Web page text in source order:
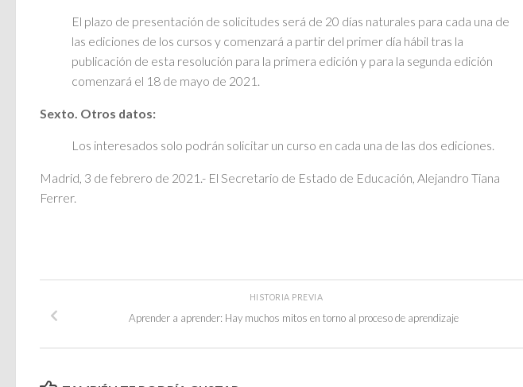
El plazo de presentación de solicitudes será de 20 días naturales para cada una de
las ediciones de los cursos y comenzará a partir del primer día hábil tras la
publicación de esta resolución para la primera edición y para la segunda edición
comenzará el 18 de mayo de 2021.
Sexto. Otros datos:
Los interesados solo podrán solicitar un curso en cada una de las dos ediciones.
Madrid, 3 de febrero de 2021.- El Secretario de Estado de Educación, Alejandro Tiana
Ferrer.
HISTORIA PREVIA
Aprender a aprender: Hay muchos mitos en torno al proceso de aprendizaje